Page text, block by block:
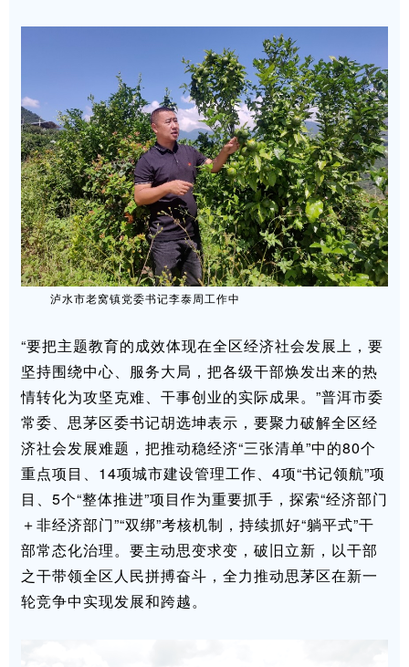
泸水市老窝镇党委书记李泰周工作中
“要把主题教育的成效体现在全区经济社会发展上，要
坚持围绕中心、服务大局，把各级干部焕发出来的热
情转化为攻坚克难、干事创业的实际成果。”普洱市委
常委、思茅区委书记胡选坤表示，要聚力破解全区经
济社会发展难题，把推动稳经济“三张清单”中的80个
重点项目、14项城市建设管理工作、4项“书记领航”项
目、5个“整体推进”项目作为重要抓手，探索“经济部门
＋非经济部门”“双绑”考核机制，持续抓好“躺平式”干
部常态化治理。要主动思变求变，破旧立新，以干部
之干带领全区人民拼搏奋斗，全力推动思茅区在新一
轮竞争中实现发展和跨越。